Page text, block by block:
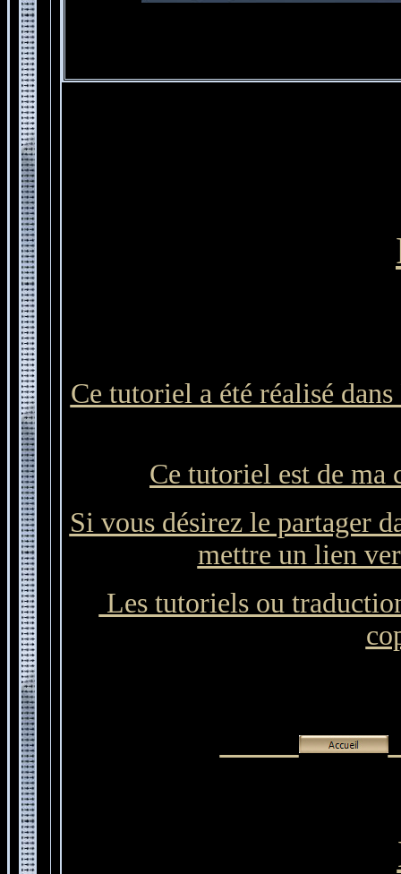
Ce tutoriel a été réalisé
Ce tutoriel est de ma
Si vous désirez le partager
mettre un lien
Les tutoriels ou